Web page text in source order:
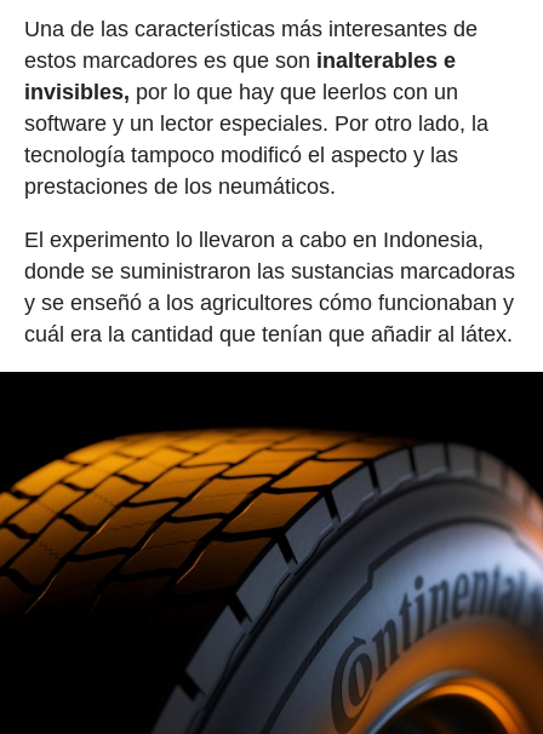
Una de las características más interesantes de
estos marcadores es que son inalterables e
invisibles, por lo que hay que leerlos con un
software y un lector especiales. Por otro lado, la
tecnología tampoco modificó el aspecto y las
prestaciones de los neumáticos.
El experimento lo llevaron a cabo en Indonesia,
donde se suministraron las sustancias marcadoras
y se enseñó a los agricultores cómo funcionaban y
cuál era la cantidad que tenían que añadir al látex.